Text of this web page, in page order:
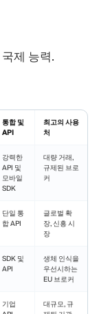
제 능력.
통합 및
API
최고의 사용
처
강력한
API 및
모바일
SDK
대량 거래,
규제된 브로
커
단일 통
합 API
글로벌 확
장, 신흥 시
장
SDK 및
API
생체 인식을
우선시하는
EU 브로커
기업
대규모, 규